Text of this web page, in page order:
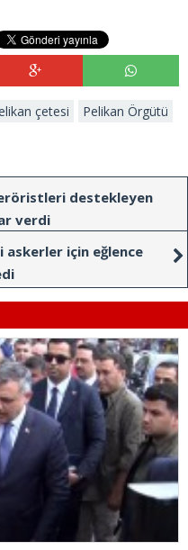
çetesi
Pelikan Örgütü
destekleyen
verdi
askerler için eğlence